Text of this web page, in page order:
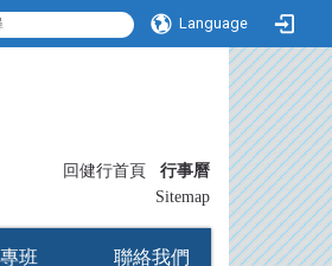
Language
回健行首頁
行事曆
Sitemap
班 聯絡我們